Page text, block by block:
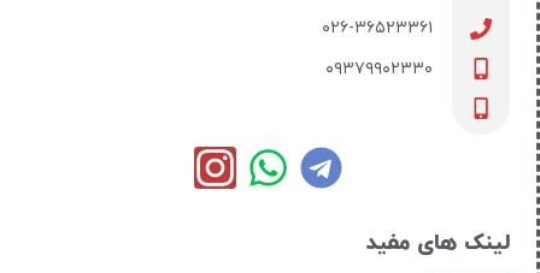
۰۲۶-۳۶۵۲۳۳۶۱
۰۹۳۷۹۹۰۲۳۳۰
لینک های مفید